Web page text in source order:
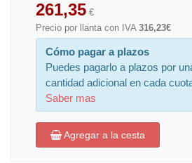
261,35 €
Precio por llanta con IVA 316,23€
Cómo pagar a plazos
Puedes pagarlo a plazos por
cantidad adicional en cada
Saber mas
Agregar a la cesta